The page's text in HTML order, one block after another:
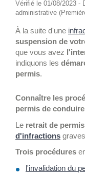
Vérifié le 01/08/2023 -
administrative
À la suite d'une
suspension de
que vous avez
indiquons les
permis.
Connaître les
permis de conduire
Le retrait de
d'infractions
Trois procédures
l'invalidation du